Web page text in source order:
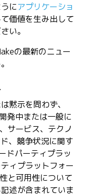
にアプリケーショ
価値を生み出して
い。
の最新のニュー
黙示を問わず、
発中または一般に
サービス、テクノ
、競争状況に関す
ドパーティプラッ
ィプラットフォー
と可用性について
述が含まれていま